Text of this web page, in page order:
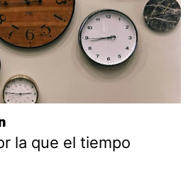
la que el tiempo